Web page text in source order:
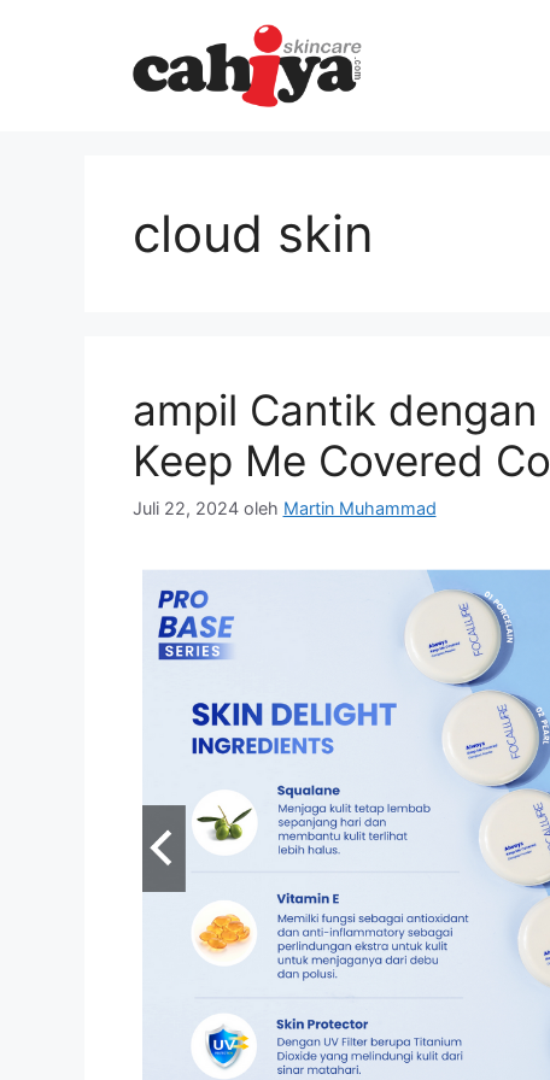
cloud skin
ampil Cantik dengan
Keep Me Covered
Juli 22, 2024 oleh Martin Muhammad